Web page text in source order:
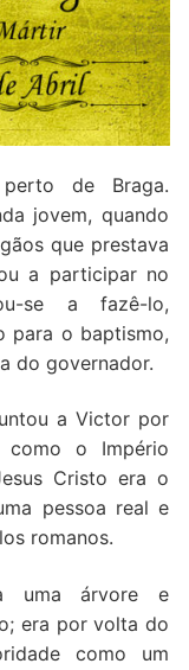
de Braga.
jovem, quando
que prestava
a participar no
se a fazê-lo,
para o baptismo,
do governador.
a Victor por
o Império
Cristo era o
pessoa real e
romanos.
uma árvore e
era por volta do
como um